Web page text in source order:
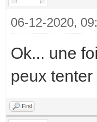
06-12-2020,
Ok... une
peux
Find